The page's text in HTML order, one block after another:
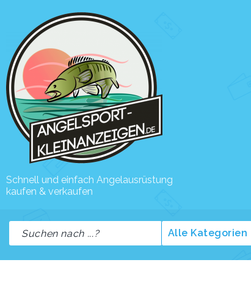
Schnell und einfach Angelausrüstung
kaufen & verkaufen
Alle Kategorien